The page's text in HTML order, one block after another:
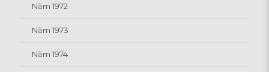
Năm 1972
Năm 1973
Năm 1974